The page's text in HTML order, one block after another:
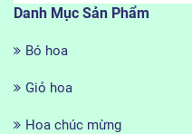
Danh Mục Sản Phẩm
Bó hoa
Giỏ hoa
Hoa chúc mừng